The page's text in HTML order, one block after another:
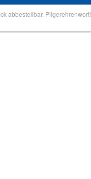
abbestellbar. Pilgerehrenwort!